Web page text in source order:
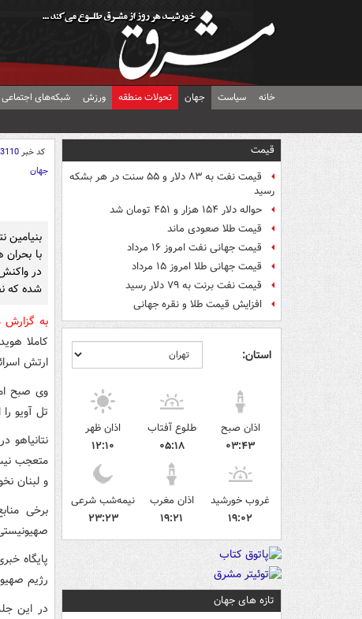
خانه سیاست جهان تحولات منطقه ورزش شبکه‌های اجتماعی
قیمت
قیمت نفت به ۸۳ دلار و ۵۵ سنت در هر بشکه
رسید
حواله دلار ۱۵۴ هزار و ۴۵۱ تومان شد
قیمت طلا صعودی ماند
قیمت جهانی نفت امروز ۱۶ مرداد
قیمت جهانی طلا امروز ۱۵ مرداد
قیمت نفت برنت به ۷۹ دلار رسید
افزایش قیمت طلا و نقره جهانی
استان:
اذان صبح
۰۳:۴۳
طلوع آفتاب
۰۵:۱۸
اذان ظهر
۱۲:۱۰
غروب خورشید
۱۹:۰۲
اذان مغرب
۱۹:۲۱
نیمه‌شب شرعی
۲۳:۲۳
تازه های جهان
کد خبر
جهان
بنیامین
با
در
شده که
به
کاملا
ارتش
وی صبح
تل آویو
نتانیاهو
متعجب
و لبنان
برخی
رژیم
در این